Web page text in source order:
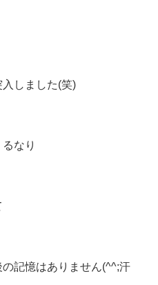
しました(笑)
なり
記憶はありません(^^;汗